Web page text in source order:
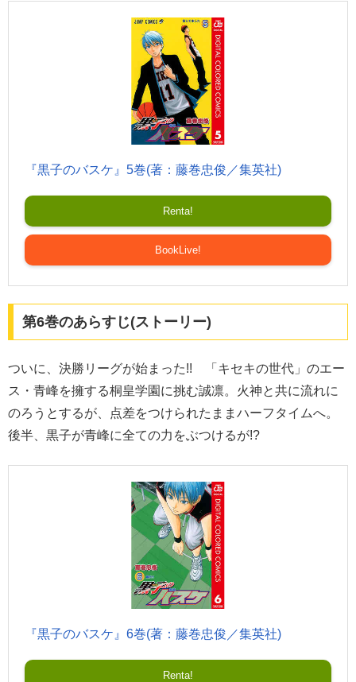
『黒子のバスケ』5巻(著：藤巻忠俊／集英社)
Renta!
BookLive!
第6巻のあらすじ(ストーリー)
ついに、決勝リーグが始まった!! 「キセキの世代」のエー
ス・青峰を擁する桐皇学園に挑む誠凛。火神と共に流れに
のろうとするが、点差をつけられたままハーフタイムへ。
後半、黒子が青峰に全ての力をぶつけるが!?
『黒子のバスケ』6巻(著：藤巻忠俊／集英社)
Renta!